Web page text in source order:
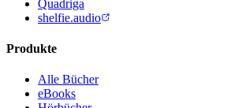
Quadriga
shelfie.audio
Produkte
Alle Bücher
eBooks